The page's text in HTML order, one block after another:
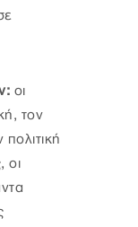
οι
τον
πολιτική
οι